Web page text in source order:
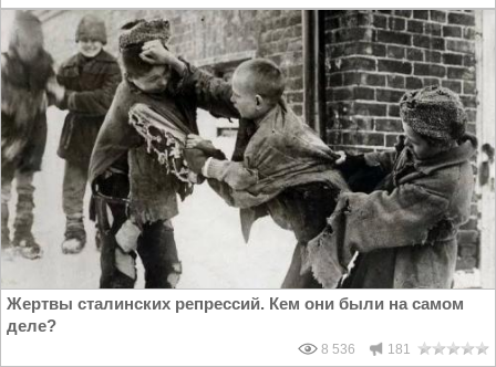
Жертвы сталинских репрессий. Кем они были на самом
деле?
8 536 181